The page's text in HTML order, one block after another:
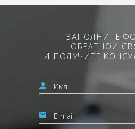
ЗАПОЛНИТЕ
ОБРАТНОЙ
И ПОЛУЧИТЕ